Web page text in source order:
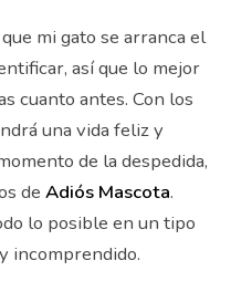
mi gato se arranca el
así que lo mejor
cuanto antes. Con los
una vida feliz y
de la despedida,
de Adiós Mascota.
lo posible en un tipo
incomprendido.